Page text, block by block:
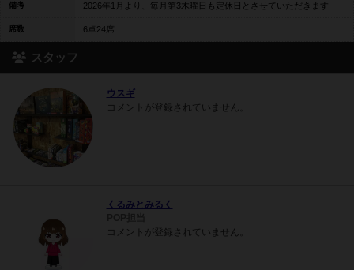
備考 2026年1月より、毎月第3木曜日も定休日とさせていただきます
席数 6卓24席
スタッフ
ウスギ
コメントが登録されていません。
くるみとみるく
コメントが登録されていません。